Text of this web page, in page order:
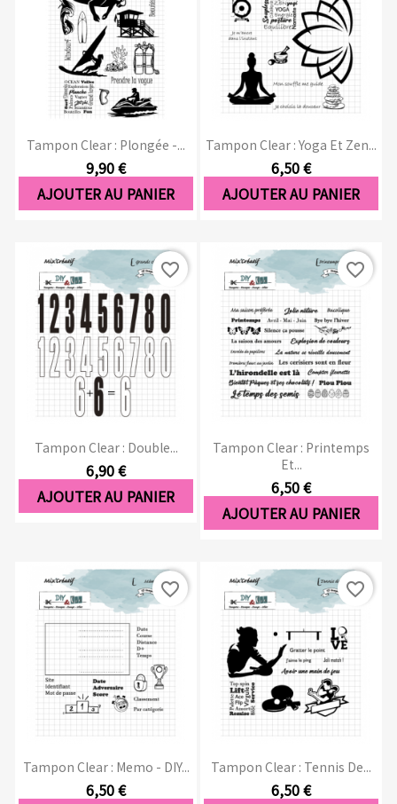
Tampon Clear : Plongée -...
9,90 €
AJOUTER AU PANIER
Tampon Clear : Yoga Et Zen...
6,50 €
AJOUTER AU PANIER
Tampon Clear : Double...
6,90 €
AJOUTER AU PANIER
favorite_border
Tampon Clear : Printemps
Et...
6,50 €
AJOUTER AU PANIER
favorite_border
Tampon Clear : Memo - DIY...
6,50 €
favorite_border
Tampon Clear : Tennis De...
6,50 €
favorite_border